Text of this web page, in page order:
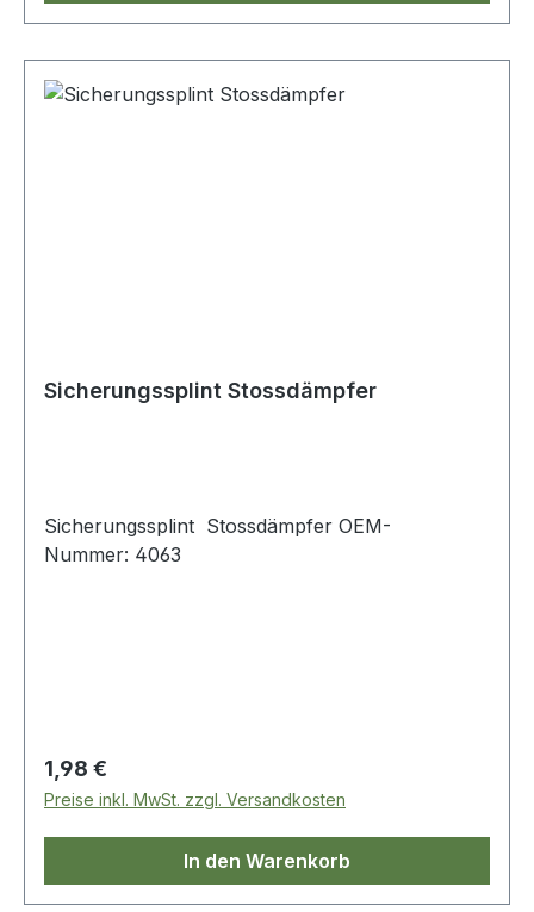
Sicherungssplint Stossdämpfer
Sicherungssplint Stossdämpfer OEM-
Nummer: 4063
Regulärer Preis:
1,98 €
Preise inkl. MwSt. zzgl. Versandkosten
In den Warenkorb